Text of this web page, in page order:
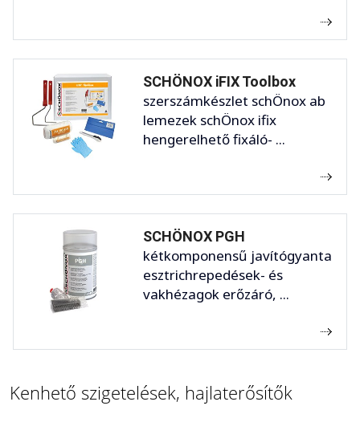
SCHÖNOX iFIX Toolbox
szerszámkészlet schÖnox ab
lemezek schÖnox ifix
hengerelhető fixáló- ...
SCHÖNOX PGH
kétkomponensű javítógyanta
esztrichrepedések- és
vakhézagok erőzáró, ...
Kenhető szigetelések, hajlaterősítők